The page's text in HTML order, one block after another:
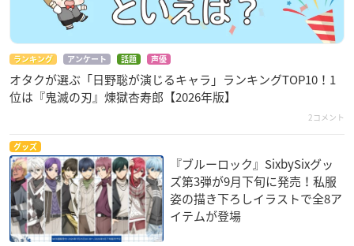
ランキング アンケート 話題 声優
オタクが選ぶ「日野聡が演じるキャラ」ランキングTOP10！1
位は『鬼滅の刃』煉󠄁獄杏寿郎【2026年版】
2コメント
グッズ
『ブルーロック』SixbySixグッ
ズ第3弾が9月下旬に発売！私服
姿の描き下ろしイラストで全8ア
イテムが登場